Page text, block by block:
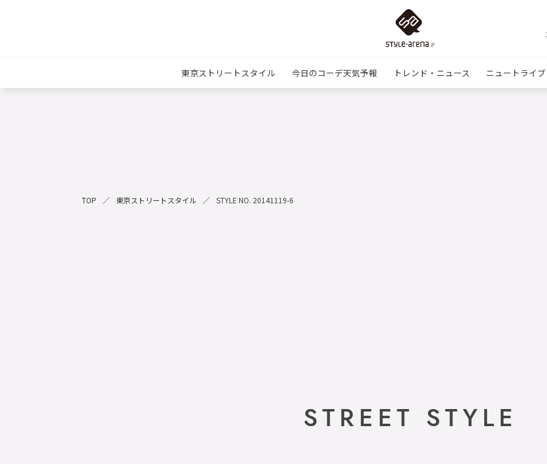
東京ストリートスタイル 今日のコーデ天気予報 トレンド・ニュース ニュートライブ
TOP 東京ストリートスタイル STYLE NO. 20141119-6
STREET STYLE